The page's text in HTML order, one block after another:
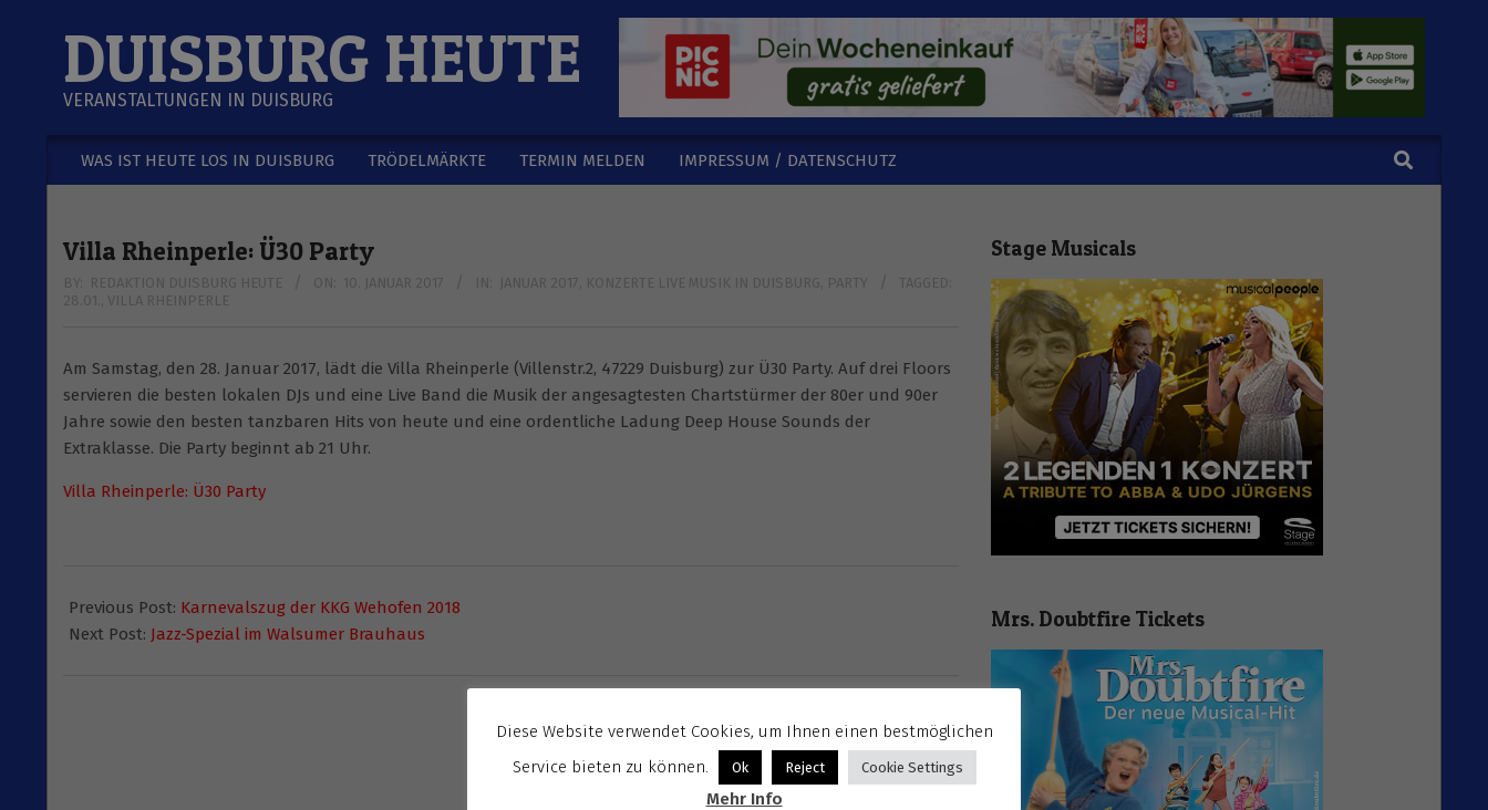
DUISBURG HEUTE
VERANSTALTUNGEN IN DUISBURG
Secondary
WAS IST HEUTE LOS IN DUISBURG TRÖDELMÄRKTE TERMIN MELDEN IMPRESSUM / DATENSCHUTZ Search
Villa Rheinperle: Ü30 Party
BY: REDAKTION DUISBURG HEUTE ON: 10. JANUAR 2017 IN: JANUAR 2017 KONZERTE LIVE MUSIK IN DUISBURG PARTY
TAGGED:
28.01.
VILLA RHEINPERLE
Am Samstag, den 28. Januar 2017, lädt die Villa Rheinperle (Villenstr.2, 47229 Duisburg) zur Ü30 Party. Auf drei Floors
servieren die besten lokalen DJs und eine Live Band die Musik der angesagtesten Chartstürmer der 80er und 90er
Jahre sowie den besten tanzbaren Hits von heute und eine ordentliche Ladung Deep House Sounds der
Extraklasse. Die Party beginnt ab 21 Uhr.
Villa Rheinperle: Ü30 Party
01-
10
Previous Post: Karnevalszug der KKG Wehofen 2018
Next Post: Jazz-Spezial im Walsumer Brauhaus
Stage Musicals
Mrs. Doubtfire Tickets
Diese Website verwendet Cookies, um Ihnen einen bestmöglichen
Service bieten zu können.
Ok Reject Cookie Settings
Mehr Info